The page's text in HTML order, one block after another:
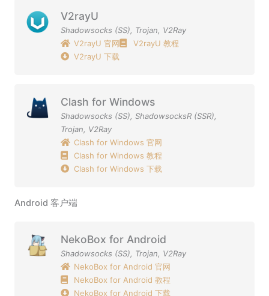
V2rayU
Shadowsocks (SS), Trojan, V2Ray
V2rayU 官网
V2rayU 教程
V2rayU 下载
Clash for Windows
Shadowsocks (SS), ShadowsocksR (SSR),
Trojan, V2Ray
Clash for Windows 官网
Clash for Windows 教程
Clash for Windows 下载
Android 客户端
NekoBox for Android
Shadowsocks (SS), Trojan, V2Ray
NekoBox for Android 官网
NekoBox for Android 教程
NekoBox for Android 下载